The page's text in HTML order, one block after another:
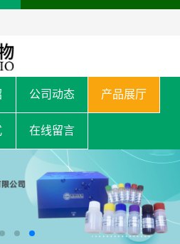
公司动态 产品展厅
在线留言